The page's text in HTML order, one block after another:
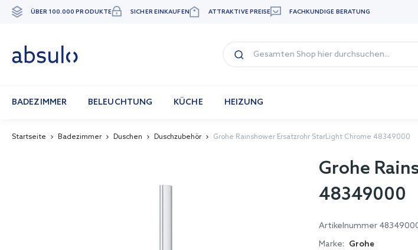
Zum
ÜBER 100.000 PRODUKTE SICHER EINKAUFEN ATTRAKTIVE PREISE FACHKUNDIGE BERATUNG
BADEZIMMER BELEUCHTUNG KÜCHE HEIZUNG
Startseite Badezimmer Duschen Duschzubehör Grohe Rainshower Ersatzrohr StarLight Chrome 48349000
Grohe
48349000
Artikelnummer
Marke: Grohe